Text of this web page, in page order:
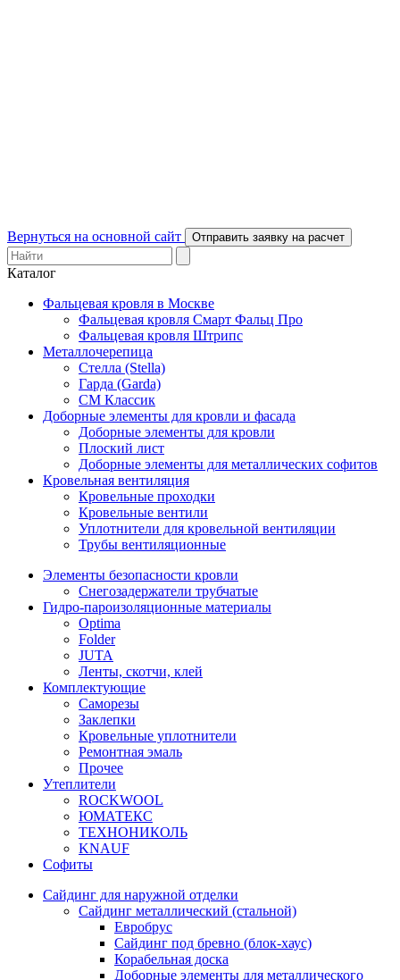
Вернуться на основной сайт Отправить заявку на расчет
Каталог
Фальцевая кровля в Москве
Фальцевая кровля Смарт Фальц Про
Фальцевая кровля Штрипс
Металлочерепица
Стелла (Stella)
Гарда (Garda)
СМ Классик
Доборные элементы для кровли и фасада
Доборные элементы для кровли
Плоский лист
Доборные элементы для металлических софитов
Кровельная вентиляция
Кровельные проходки
Кровельные вентили
Уплотнители для кровельной вентиляции
Трубы вентиляционные
Элементы безопасности кровли
Снегозадержатели трубчатые
Гидро-пароизоляционные материалы
Optima
Folder
JUTA
Ленты, скотчи, клей
Комплектующие
Саморезы
Заклепки
Кровельные уплотнители
Ремонтная эмаль
Прочее
Утеплители
ROCKWOOL
ЮМАТЕКС
ТЕХНОНИКОЛЬ
KNAUF
Софиты
Сайдинг для наружной отделки
Сайдинг металлический (стальной)
Евробрус
Сайдинг под бревно (блок-хаус)
Корабельная доска
Доборные элементы для металлического